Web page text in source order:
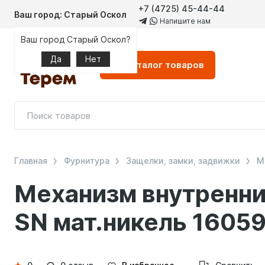
Ваш город: Старый Оскол
Ваш город Старый Оскол?
Да
Нет
+7 (4725) 45-44-44
Напишите нам
Каталог товаров
Механизм
SN мат.никель 16059
Главная Фурнитура Защелки, замки, задвижки